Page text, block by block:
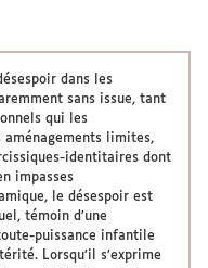
dans les
sans issue, tant
qui les
aménagements limites,
identitaires dont
impasses
le désespoir est
témoin d’une
puissance infantile
Lorsqu’il s’exprime